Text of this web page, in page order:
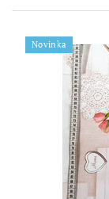
Novinka